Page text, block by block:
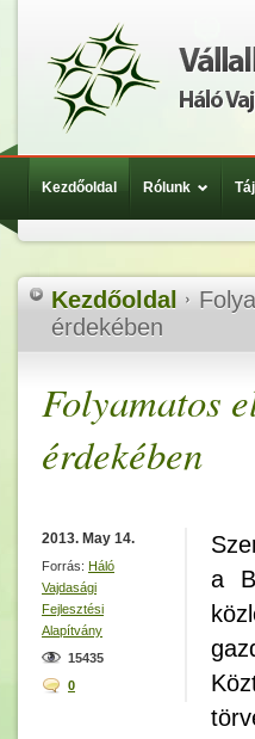
Kezdőoldal Rólunk
Kezdőoldal
érdekében
Folyamatos
érdekében
2013. May 14.
Forrás: Háló
Vajdasági
Fejlesztési
Alapítvány
15435
0
a